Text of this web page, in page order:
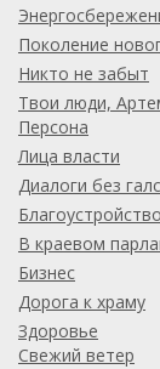
Поколение
Никто не забыт
Твои люди,
Персона
Лица власти
Диалоги без
В краевом
Бизнес
Дорога к храму
Здоровье
Свежий ветер